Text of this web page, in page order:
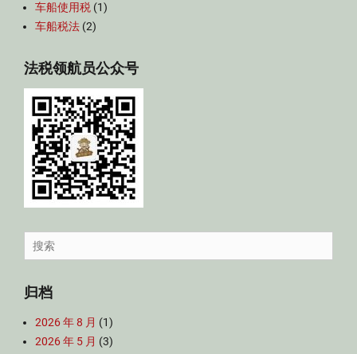
车船使用税 (1)
车船税法 (2)
法税领航员公众号
Search
for:
归档
2026 年 8 月 (1)
2026 年 5 月 (3)